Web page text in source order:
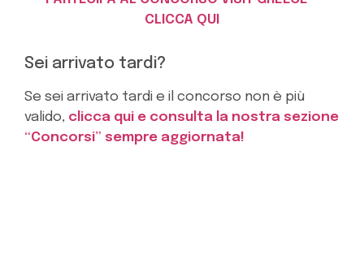
CLICCA QUI
Sei arrivato tardi?
Se sei arrivato tardi e il concorso non è più
valido, clicca qui e consulta la nostra sezione
“Concorsi” sempre aggiornata!